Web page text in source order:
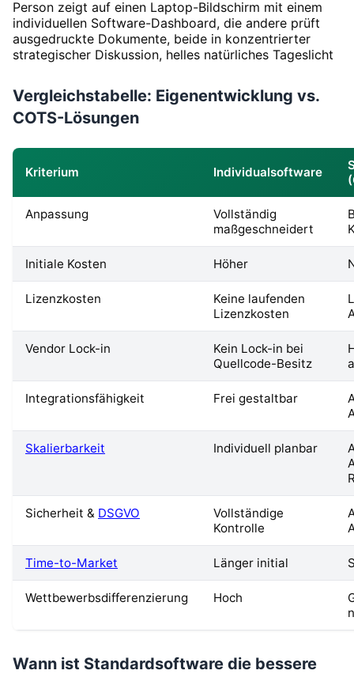
Vergleichstabelle: Eigenentwicklung vs.
COTS-Lösungen
Kriterium Individualsoftware
Anpassung
Vollständig
maßgeschneidert
Initiale Kosten Höher
Lizenzkosten
Keine laufenden
Lizenzkosten
Vendor Lock-in
Kein Lock-in bei
Quellcode-Besitz
Integrationsfähigkeit Frei gestaltbar
Skalierbarkeit Individuell planbar
Sicherheit & DSGVO
Vollständige
Kontrolle
Time-to-Market Länger initial
Wettbewerbsdifferenzierung Hoch
Wann ist Standardsoftware die bessere